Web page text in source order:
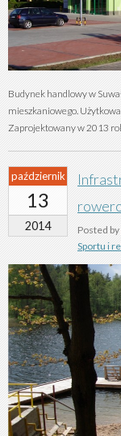
Budynek handlowy w
mieszkaniowego.
Zaprojektowany w 2013
październik
13
2014 Posted by
Sportu i